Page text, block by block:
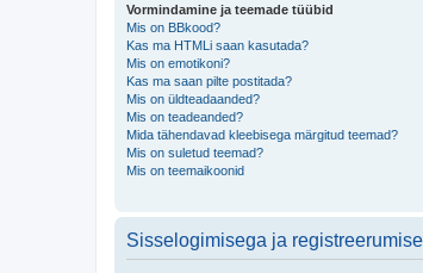
Vormindamine ja teemade tüübid
Mis on BBkood?
Kas ma HTMLi saan kasutada?
Mis on emotikoni?
Kas ma saan pilte postitada?
Mis on üldteadaanded?
Mis on teadeanded?
Mida tähendavad kleebisega märgitud teemad?
Mis on suletud teemad?
Mis on teemaikoonid
Sisselogimisega ja